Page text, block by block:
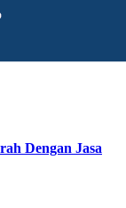
Dengan Jasa